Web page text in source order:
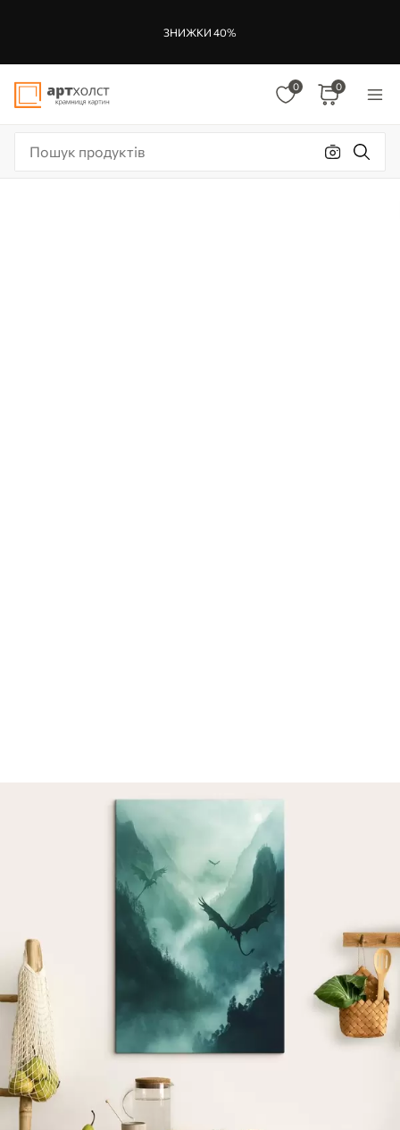
ЗНИЖКИ 40%
0 0